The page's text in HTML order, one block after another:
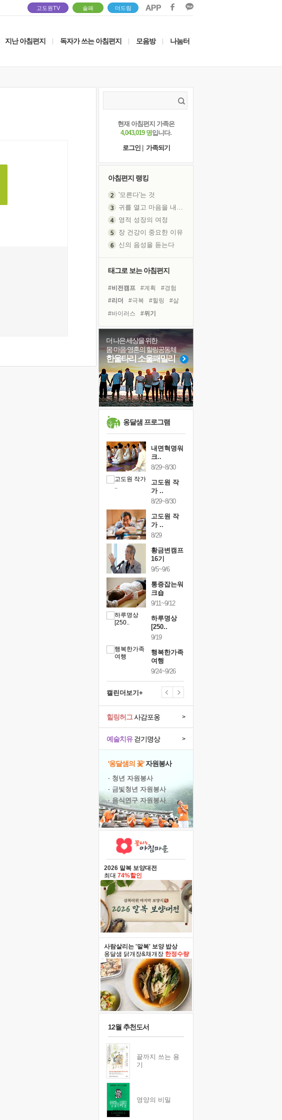
고도원TV 솔패 더드림
지난 아침편지 독자가 쓰는 아침편지 모음방 나눔터
현재 아침편지 가족은
4,043,019 명입니다.
로그인
가족되기
아침편지 랭킹
'모른다'는 것
영적 성장의 여정
장 건강이 중요한 이유
신의 음성을 듣는다
졸업식 사진을 보며
극심한 변비, 어깨결림, 수면 장애
아픈 아버지를 위한 공간 설계
슬럼프
보고 싶은 어머니
유년 시절의 부산 영도 바다
못된 꼰대들
희망이란
'모른다'는 것
태그로 보는 아침편지
#비전캠프 #계획
#경험
#리더
#극복 #힐링
#삶
#바이러스
#위기
#면역력
#사람
#독서
#명상
#아이들
#유튜브
#다짐
#독서캠프
#나눔
#희망
#건강 #선택
더 나은 세상을 위한
몸·마음·영혼의 힐링공동체
한울타리 소울패밀리
옹달샘 프로그램
내면혁명워
크..
8/29~8/30
고도원 작
가 ..
8/29~8/30
고도원 작
가 ..
8/29
황금변캠프
16기
9/5~9/6
통증잡는워
크숍
9/11~9/12
하루명상
[250..
9/19
행복한가족
여행
9/24~9/26
캘린더보기+
예술치유걷기명상 >
힐링허그사감포옹 >
'옹달샘의 꽃'자원봉사
· 청년 자원봉사
· 금빛청년 자원봉사
· 음식연구 자원봉사
2026 말복 보양대전
최대 74%할인
사람살리는 '말복' 보양 밥상
옹달샘 닭개장&채개장 한정수량
12월 추천도서
끝까지 쓰는 용
기
영양의 비밀